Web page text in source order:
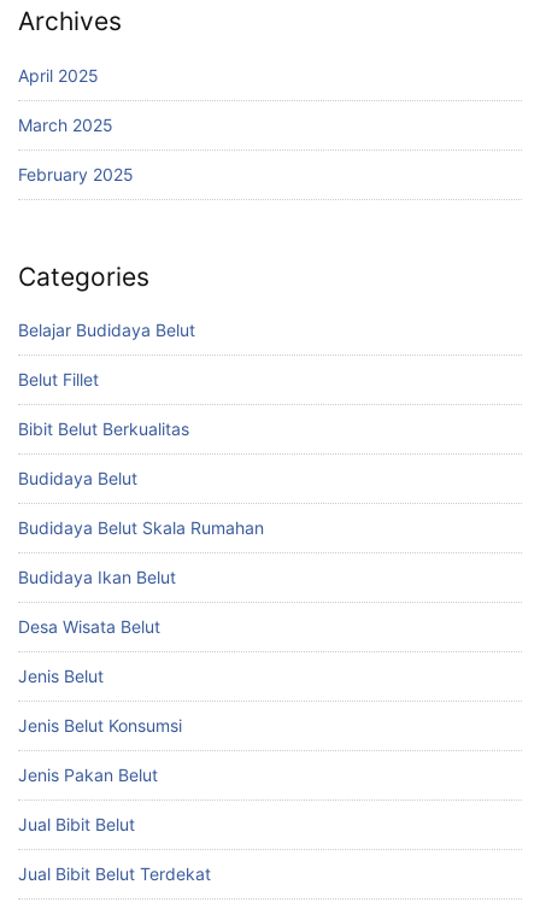
Archives
April 2025
March 2025
February 2025
Categories
Belajar Budidaya Belut
Belut Fillet
Bibit Belut Berkualitas
Budidaya Belut
Budidaya Belut Skala Rumahan
Budidaya Ikan Belut
Desa Wisata Belut
Jenis Belut
Jenis Belut Konsumsi
Jenis Pakan Belut
Jual Bibit Belut
Jual Bibit Belut Terdekat